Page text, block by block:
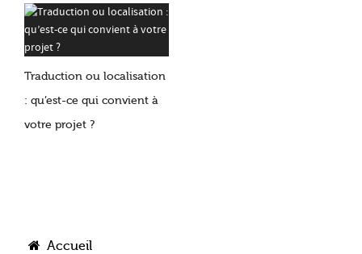
Traduction ou localisation
: qu’est-ce qui convient à
votre projet ?
Accueil